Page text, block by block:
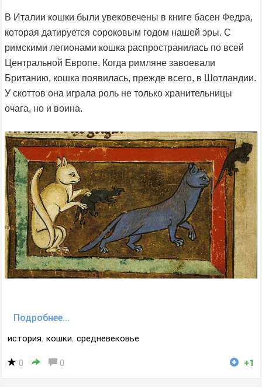
В Италии кошки были увековечены в книге басен Федра,
которая датируется сороковым годом нашей эры. С
римскими легионами кошка распространилась по всей
Центральной Европе. Когда римляне завоевали
Британию, кошка появилась, прежде всего, в Шотландии.
У скоттов она играла роль не только хранительницы
очага, но и воина.
Подробнее...
история, кошки, средневековье
0 0 +1